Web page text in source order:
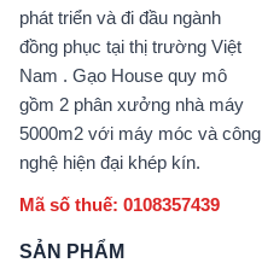
phát triển và đi đầu ngành
đồng phục tại thị trường Việt
Nam . Gạo House quy mô
gồm 2 phân xưởng nhà máy
5000m2 với máy móc và công
nghệ hiện đại khép kín.
Mã số thuế: 0108357439
SẢN PHẨM